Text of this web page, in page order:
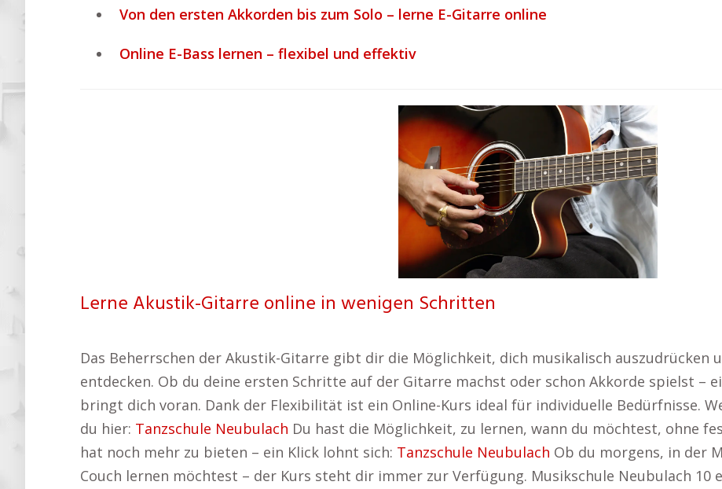
Von den ersten Akkorden bis zum Solo – lerne E-Gitarre online
Online E-Bass lernen – flexibel und effektiv
Lerne Akustik-Gitarre online in wenigen Schritten
Das Beherrschen der Akustik-Gitarre gibt dir die Möglichkeit, dich musikalisch auszudrücken
entdecken. Ob du deine ersten Schritte auf der Gitarre machst oder schon Akkorde spielst –
bringt dich voran. Dank der Flexibilität ist ein Online-Kurs ideal für individuelle Bedürfnisse.
du hier: Tanzschule Neubulach Du hast die Möglichkeit, zu lernen, wann du möchtest, ohne
hat noch mehr zu bieten – ein Klick lohnt sich: Tanzschule Neubulach Ob du morgens, in der
Couch lernen möchtest – der Kurs steht dir immer zur Verfügung. Musikschule Neubulach